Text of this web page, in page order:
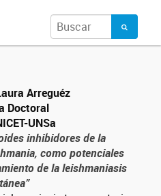
Arreguéz
Doctoral
UNSa
inhibidores de la
como potenciales
de la leishmaniasis